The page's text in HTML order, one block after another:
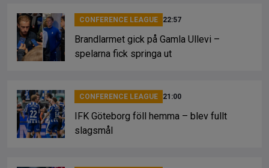
CONFERENCE LEAGUE 22:57
Brandlarmet gick på Gamla Ullevi –
spelarna fick springa ut
CONFERENCE LEAGUE 21:00
IFK Göteborg föll hemma – blev fullt
slagsmål